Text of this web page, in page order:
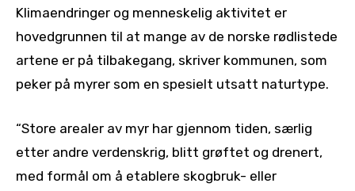
Klimaendringer og menneskelig aktivitet er
hovedgrunnen til at mange av de norske rødlistede
artene er på tilbakegang, skriver kommunen, som
peker på myrer som en spesielt utsatt naturtype.
“Store arealer av myr har gjennom tiden, særlig
etter andre verdenskrig, blitt grøftet og drenert,
med formål om å etablere skogbruk- eller